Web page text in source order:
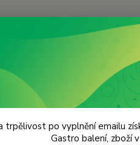
KOŘENÍ JEDNODRUHOVÉ
list - mletý
trpělivost po vyplnění emailu
Gastro balení, zboží